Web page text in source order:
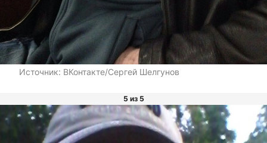
Источник: ВКонтакте/Сергей Шелгунов
5 из 5